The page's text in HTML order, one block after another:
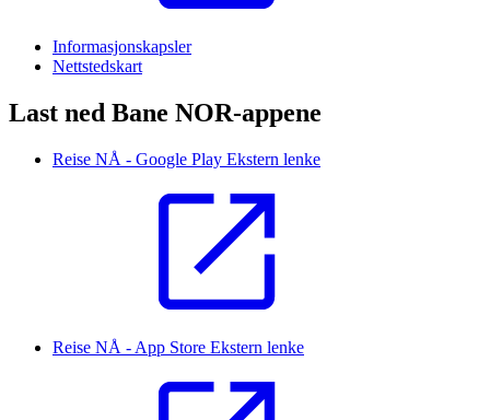
Informasjonskapsler
Nettstedskart
Last ned Bane NOR-appene
Reise NÅ - Google Play Ekstern lenke
Reise NÅ - App Store Ekstern lenke